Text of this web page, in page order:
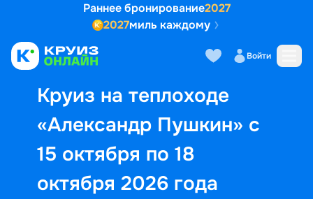
Раннее бронирование2027
2027миль каждому
Войти
Круиз на теплоходе
«Александр Пушкин» с
15 октября по 18
октября 2026 года
Выбор кают Маршрут и